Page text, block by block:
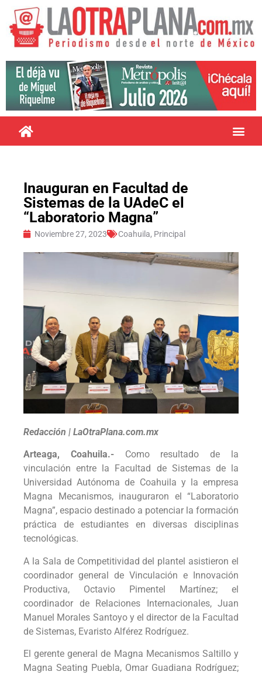
Inauguran en Facultad de
Sistemas de la UAdeC el
“Laboratorio Magna”
Noviembre 27, 2023 Coahuila, Principal
Redacción | LaOtraPlana.com.mx
Arteaga, Coahuila.-Como resultado de la
vinculación entre la Facultad de Sistemas de la
Universidad Autónoma de Coahuila y la empresa
Magna Mecanismos, inauguraron el “Laboratorio
Magna”, espacio destinado a potenciar la formación
práctica de estudiantes en diversas disciplinas
tecnológicas.
A la Sala de Competitividad del plantel asistieron el
coordinador general de Vinculación e Innovación
Productiva, Octavio Pimentel Martínez; el
coordinador de Relaciones Internacionales, Juan
Manuel Morales Santoyo y el director de la Facultad
de Sistemas, Evaristo Alférez Rodríguez.
El gerente general de Magna Mecanismos Saltillo y
Magna Seating Puebla, Omar Guadiana Rodríguez;